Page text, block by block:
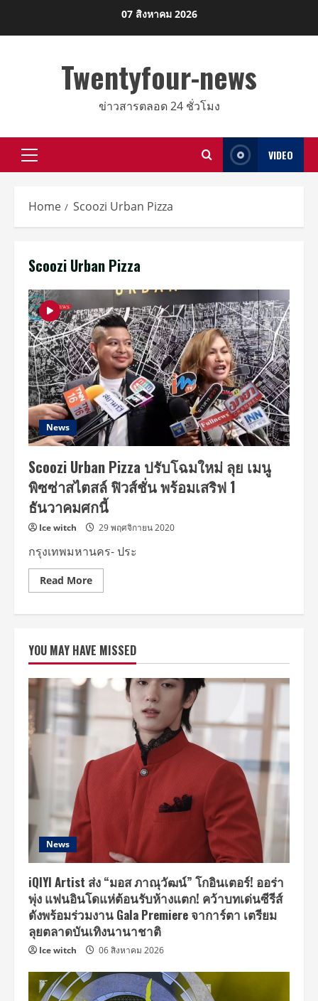
07 สิงหาคม 2026
Twentyfour-news
ข่าวสารตลอด 24 ชั่วโมง
Primary
VIDEO
Home Scoozi Urban Pizza
Scoozi Urban Pizza
News
Scoozi Urban Pizza ปรับโฉมใหม่ ลุย เมนู
พิซซ่าสไตสล์ ฟิวส์ชั่น พร้อมเสริฟ 1
ธันวาคมศกนี้
Ice witch 29 พฤศจิกายน 2020
กรุงเทพมหานคร- ประ
Read MoreRead
more
โฉม
ใหม่
ลุย
เมนู
พิซซ่า
สล์
พร้อม
เสริฟ
ธันวาคม
YOU MAY HAVE MISSED
News
iQIYI Artist ส่ง “มอส ภาณุวัฒน์” โกอินเตอร์! ออร่า
พุ่ง แฟนอินโดแห่ต้อนรับห้างแตก! คว้าบทเด่นซีรีส์
ดังพร้อมร่วมงาน Gala Premiere จาการ์ตา เตรียม
ลุยตลาดบันเทิงนานาชาติ
Ice witch 06 สิงหาคม 2026